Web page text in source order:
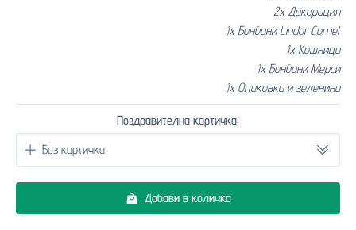
2x Декорация
1x Бонбони Lindor Cornet
1x Кошница
1x Бонбони Мерси
1x Опаковка и зеленина
Поздравителна картичка:
Добави в количка